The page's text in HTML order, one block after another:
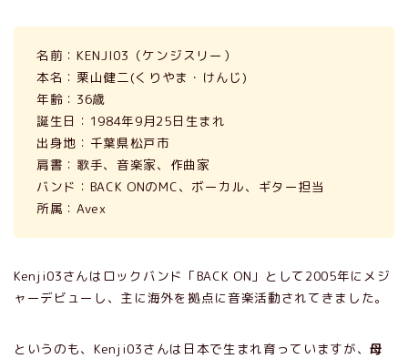
名前：KENJI03（ケンジスリー）
本名：栗山健二(くりやま・けんじ)
年齢：36歳
誕生日：1984年9月25日生まれ
出身地：千葉県松戸市
肩書：歌手、音楽家、作曲家
バンド：BACK ONのMC、ボーカル、ギター担当
所属：Avex
Kenji03さんはロックバンド「BACK ON」として2005年にメジ
ャーデビューし、主に海外を拠点に音楽活動されてきました。
というのも、Kenji03さんは日本で生まれ育っていますが、母